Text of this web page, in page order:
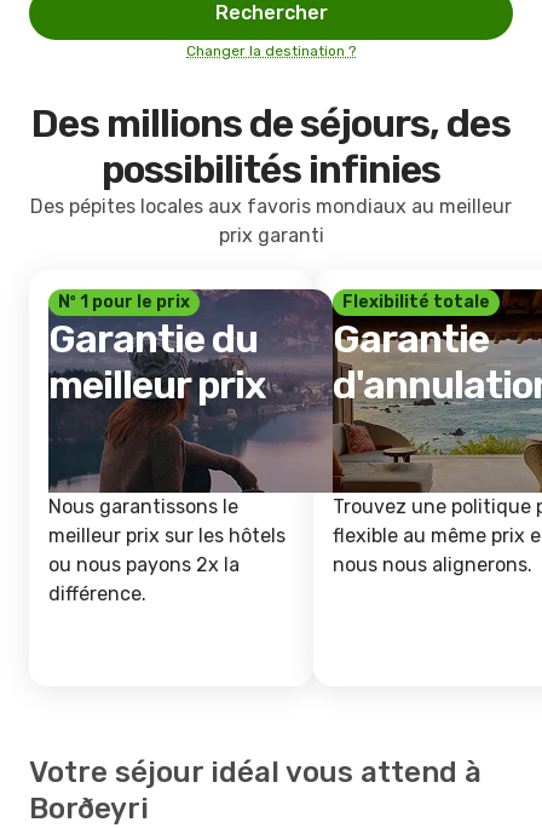
Rechercher
Changer la destination ?
Des millions de séjours, des
possibilités infinies
Des pépites locales aux favoris mondiaux au meilleur
prix garanti
Nº 1 pour le prix
Garantie du
meilleur prix
Nous garantissons le
meilleur prix sur les hôtels
ou nous payons 2x la
différence.
Flexibilité totale
Garantie
Trouvez une politique
flexible au même prix
nous nous alignerons.
Votre séjour idéal vous attend à
Borðeyri